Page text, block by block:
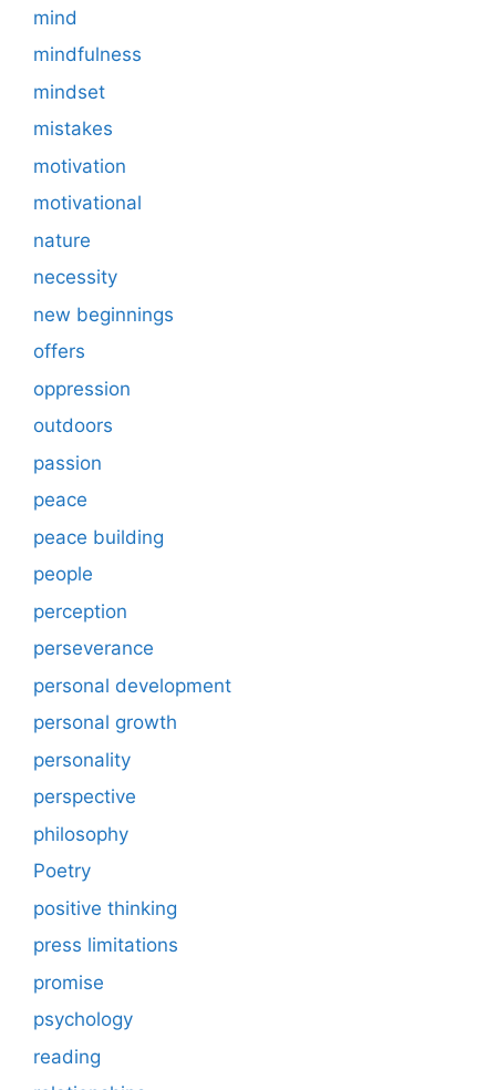
mind
mindfulness
mindset
mistakes
motivation
motivational
nature
necessity
new beginnings
offers
oppression
outdoors
passion
peace
peace building
people
perception
perseverance
personal development
personal growth
personality
perspective
philosophy
Poetry
positive thinking
press limitations
promise
psychology
reading